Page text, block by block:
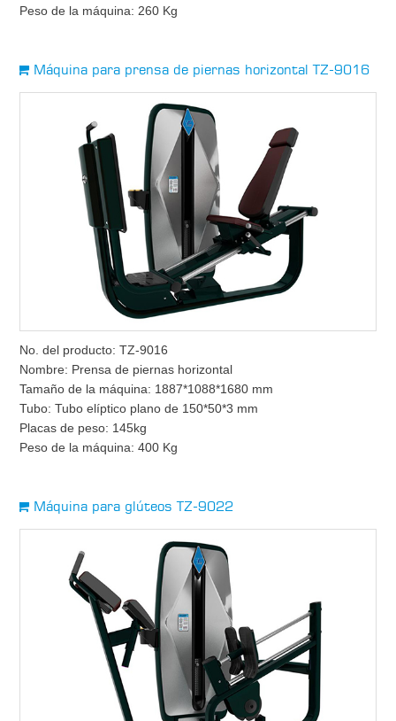
Peso de la máquina: 260 Kg
Máquina para prensa de piernas horizontal TZ-9016
No. del producto: TZ-9016
Nombre: Prensa de piernas horizontal
Tamaño de la máquina: 1887*1088*1680 mm
Tubo: Tubo elíptico plano de 150*50*3 mm
Placas de peso: 145kg
Peso de la máquina: 400 Kg
Máquina para glúteos TZ-9022